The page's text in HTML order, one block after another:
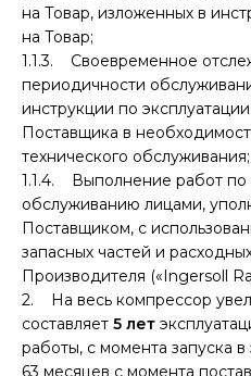
на Товар, изложенных в
на Товар;
1.1.3. Своевременное
периодичности
инструкции по
Поставщика в
технического обслуживания;
1.1.4. Выполнение работ по
обслуживанию лицами,
Поставщиком, с
запасных частей и
Производителя («Ingersoll
2. На весь компрессор
составляет 5 лет
работы, с момента запуска
63 месяцев с момента